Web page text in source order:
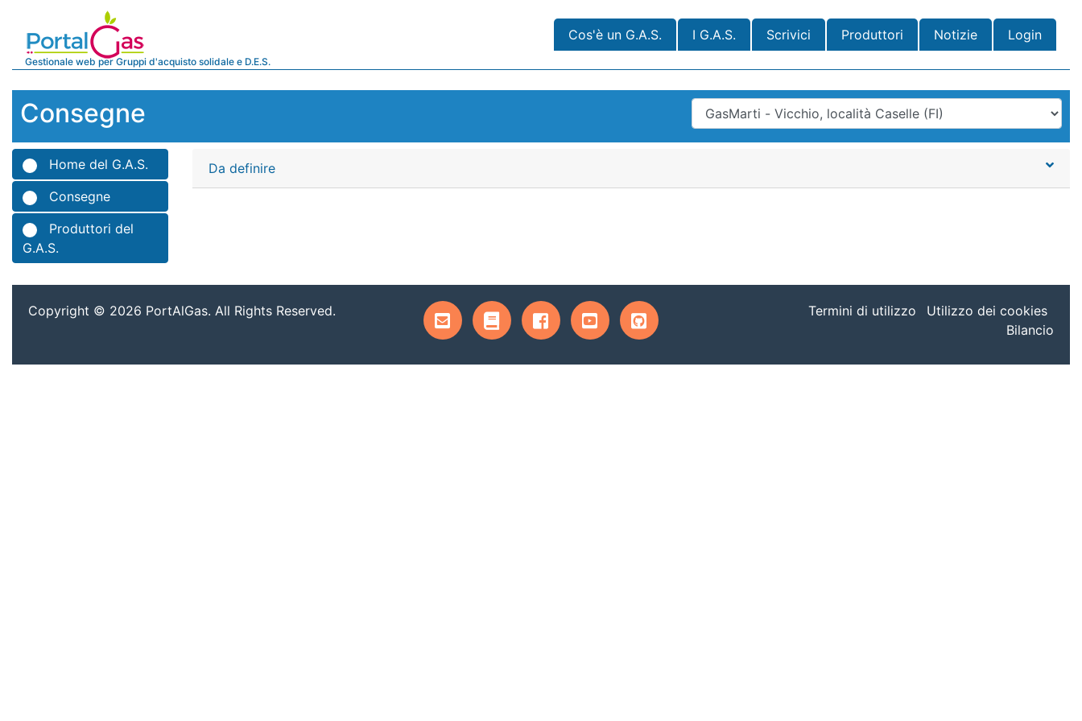
Gestionale web per Gruppi d'acquisto solidale e D.E.S.
Cos'è un G.A.S. I G.A.S. Scrivici Produttori Notizie Login
Consegne
Home del G.A.S.
Consegne
Produttori del
G.A.S.
Da definire
Copyright © 2026 PortAlGas. All Rights Reserved. Termini di utilizzo
Utilizzo dei cookies
Bilancio